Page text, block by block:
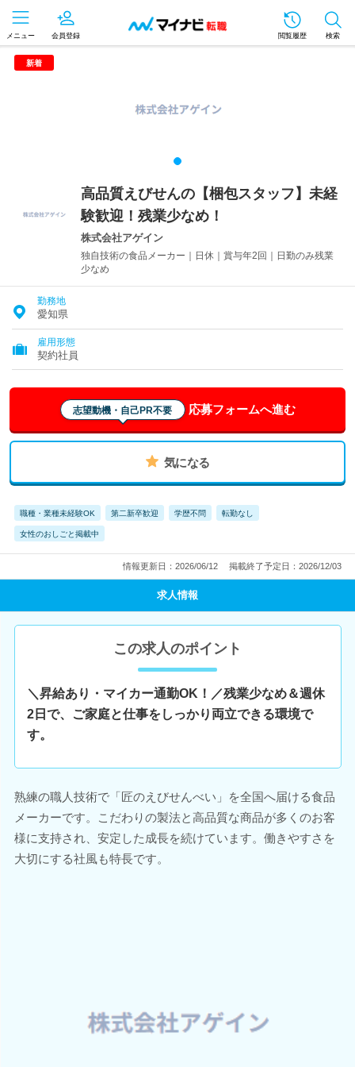
メニュー 会員登録 閲覧履歴 検索
新着
高品質えびせんの【梱包スタッフ】未経
験歓迎！残業少なめ！
株式会社アゲイン
独自技術の食品メーカー｜日休｜賞与年2回｜日勤のみ残業
少なめ
勤務地
愛知県
雇用形態
契約社員
志望動機・自己PR不要 応募フォームへ進む
気になる
職種・業種未経験OK 第二新卒歓迎 学歴不問 転勤なし
女性のおしごと掲載中
情報更新日：2026/06/12 掲載終了予定日：2026/12/03
求人情報
この求人のポイント
＼昇給あり・マイカー通勤OK！／残業少なめ＆週休
2日で、ご家庭と仕事をしっかり両立できる環境で
す。
熟練の職人技術で「匠のえびせんべい」を全国へ届ける食品
メーカーです。こだわりの製法と高品質な商品が多くのお客
様に支持され、安定した成長を続けています。働きやすさを
大切にする社風も特長です。